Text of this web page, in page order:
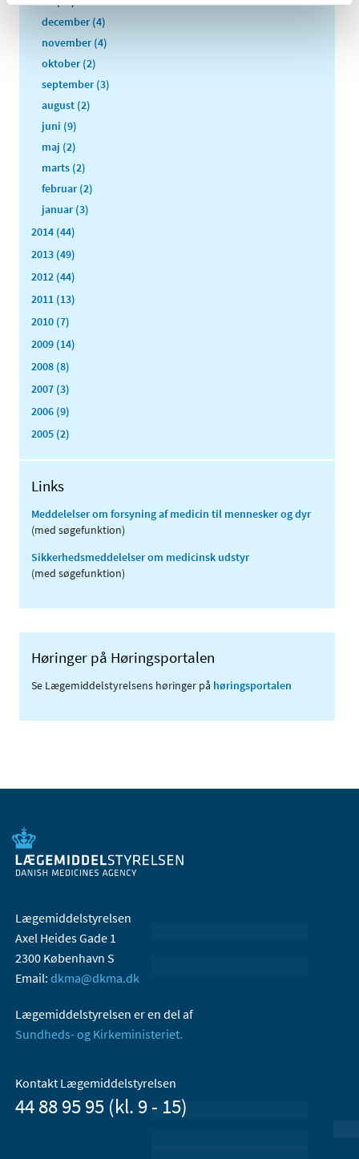
december (4)
november (4)
oktober (2)
september (3)
august (2)
juni (9)
maj (2)
marts (2)
februar (2)
januar (3)
2014 (44)
2013 (49)
2012 (44)
2011 (13)
2010 (7)
2009 (14)
2008 (8)
2007 (3)
2006 (9)
2005 (2)
Links
Meddelelser om forsyning af medicin til mennesker og dyr
(med søgefunktion)
Sikkerhedsmeddelelser om medicinsk udstyr
(med søgefunktion)
Høringer på Høringsportalen
Se Lægemiddelstyrelsens høringer på høringsportalen
Lægemiddelstyrelsen
Axel Heides Gade 1
2300 København S
Email: dkma@dkma.dk
Lægemiddelstyrelsen er en del af
Sundheds- og Kirkeministeriet.
Kontakt Lægemiddelstyrelsen
44 88 95 95 (kl. 9 - 15)